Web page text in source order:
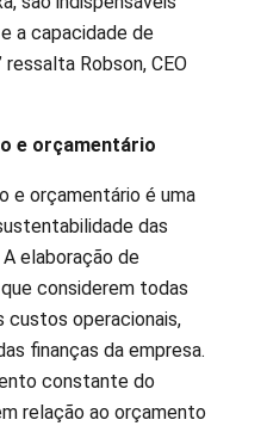
a capacidade de
Robson, CEO
e orçamentário
e orçamentário é uma
das
elaboração de
considerem todas
operacionais,
finanças da empresa.
constante do
relação ao orçamento